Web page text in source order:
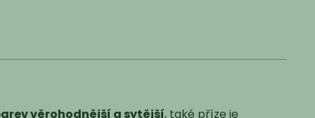
věrohodnější a sytější, také příze je